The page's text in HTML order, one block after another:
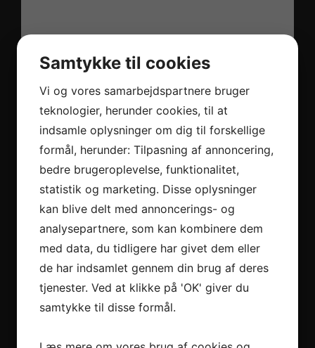
Dansk udstyr til
bremservice til
fordelagtige priser
Autek producerer og sælger danskudviklede
bremsetestere, som er den perfekte løsning til
erhverv. Bremsetesteren er nem at installere og
transportere, og den kan bruges til både biler og
Samtykke til cookies
Vi og vores samarbejdspartnere bruger
teknologier, herunder cookies, til at
indsamle oplysninger om dig til forskellige
formål, herunder: Tilpasning af annoncering,
bedre brugeroplevelse, funktionalitet,
statistik og marketing. Disse oplysninger
kan blive delt med annoncerings- og
analysepartnere, som kan kombinere dem
med data, du tidligere har givet dem eller
de har indsamlet gennem din brug af deres
tjenester. Ved at klikke på 'OK' giver du
samtykke til disse formål.